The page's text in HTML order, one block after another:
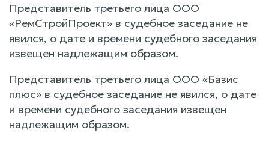
Представитель третьего лица ООО
«РемСтройПроект» в судебное заседание не
явился, о дате и времени судебного заседания
извещен надлежащим образом.
Представитель третьего лица ООО «Базис
плюс» в судебное заседание не явился, о дате
и времени судебного заседания извещен
надлежащим образом.